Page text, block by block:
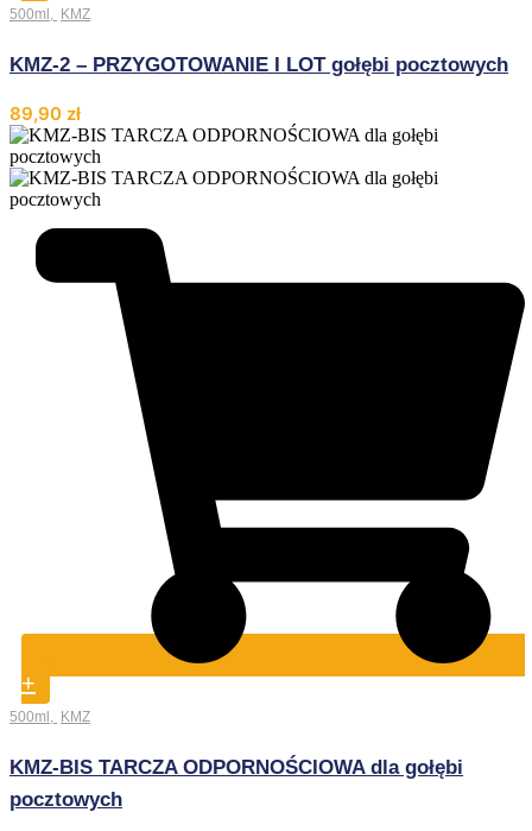
500ml KMZ
KMZ-2 – PRZYGOTOWANIE I LOT gołębi pocztowych
89,90 zł
+
500ml KMZ
KMZ-BIS TARCZA ODPORNOŚCIOWA dla gołębi
pocztowych